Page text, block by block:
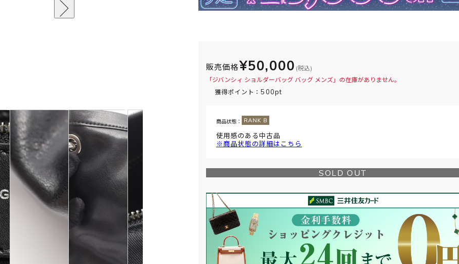
販売価格¥50,000 (税込)
「ジバンシィ ショルダーバッグ バッグ メンズ」の在庫がありません。
獲得ポイント：500pt
商品状態：
使用感のある中古品
※商品状態の詳細はこちら
SOLD OUT